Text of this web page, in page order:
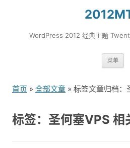
WordPress 2012 经典主题
菜单
首页 » 全部文章 » 标签文章归档：
标签：圣何塞VPS 相